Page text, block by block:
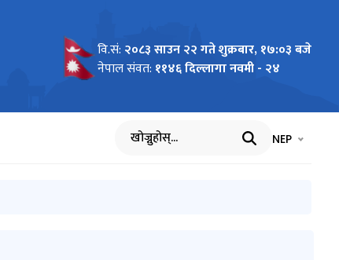
वि.सं: २०८३ साउन २२ गते शुक्रबार, १७:०३ बजे
नेपाल संवत: ११४६ दिल्लागा नवमी - २४
खोज्नुहोस् भाषा चयन
NEP